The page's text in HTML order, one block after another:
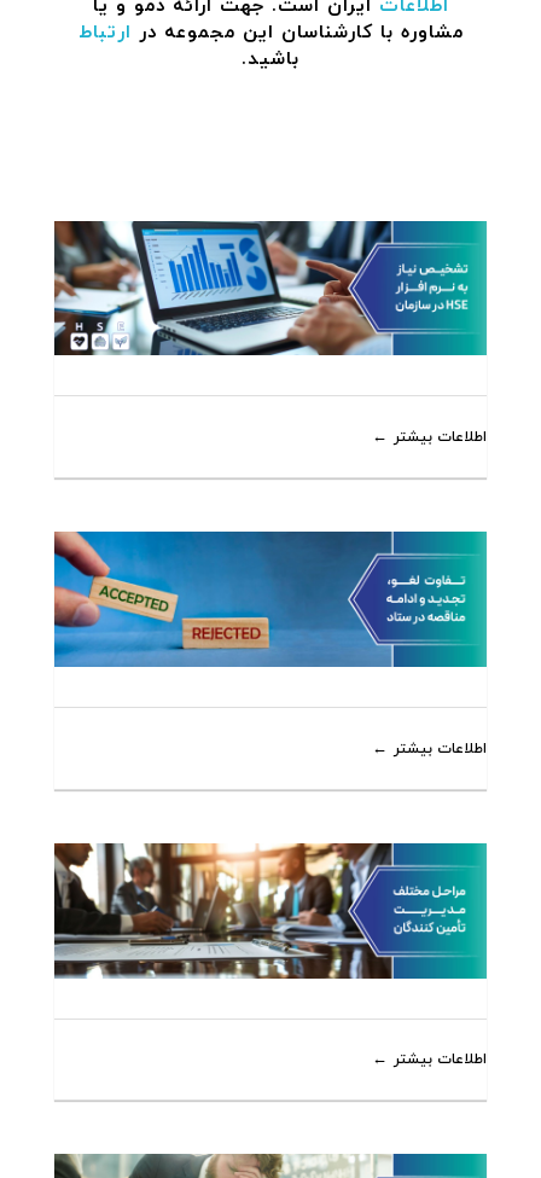
اطلاعات ایران است. جهت ارائه دمو و یا
مشاوره با کارشناسان این مجموعه در ارتباط
باشید.
اطلاعات بیشتر
اطلاعات بیشتر
اطلاعات بیشتر